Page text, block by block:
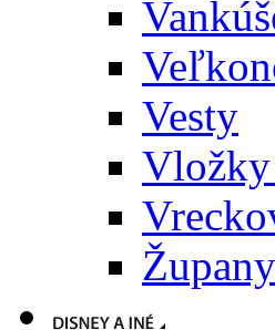
Vesty
Vložky